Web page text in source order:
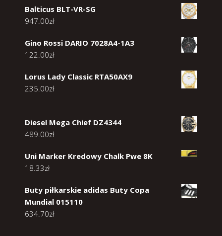
Balticus BLT-VR-SG
947.00zł
Gino Rossi DARIO 7028A4-1A3
122.00zł
Lorus Lady Classic RTA50AX9
235.00zł
Diesel Mega Chief DZ4344
489.00zł
Uni Marker Kredowy Chalk Pwe 8K
18.33zł
Buty piłkarskie adidas Buty Copa
Mundial 015110
634.70zł